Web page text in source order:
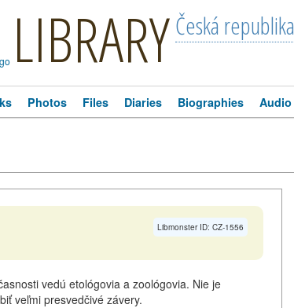
LIBRARYČeská republika
Photos Files Diaries Biographies Audio
Libmonster ID: CZ-1556
vedú etológovia a zoológovia. Nie je
veľmi presvedčivé závery.